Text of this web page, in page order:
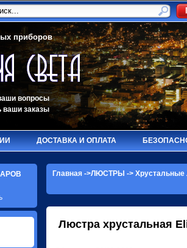
приборов
вопросы
заказы
ДОСТАВКА И ОПЛАТА
Главная ->ЛЮСТРЫ ->
Люстра хрустальная